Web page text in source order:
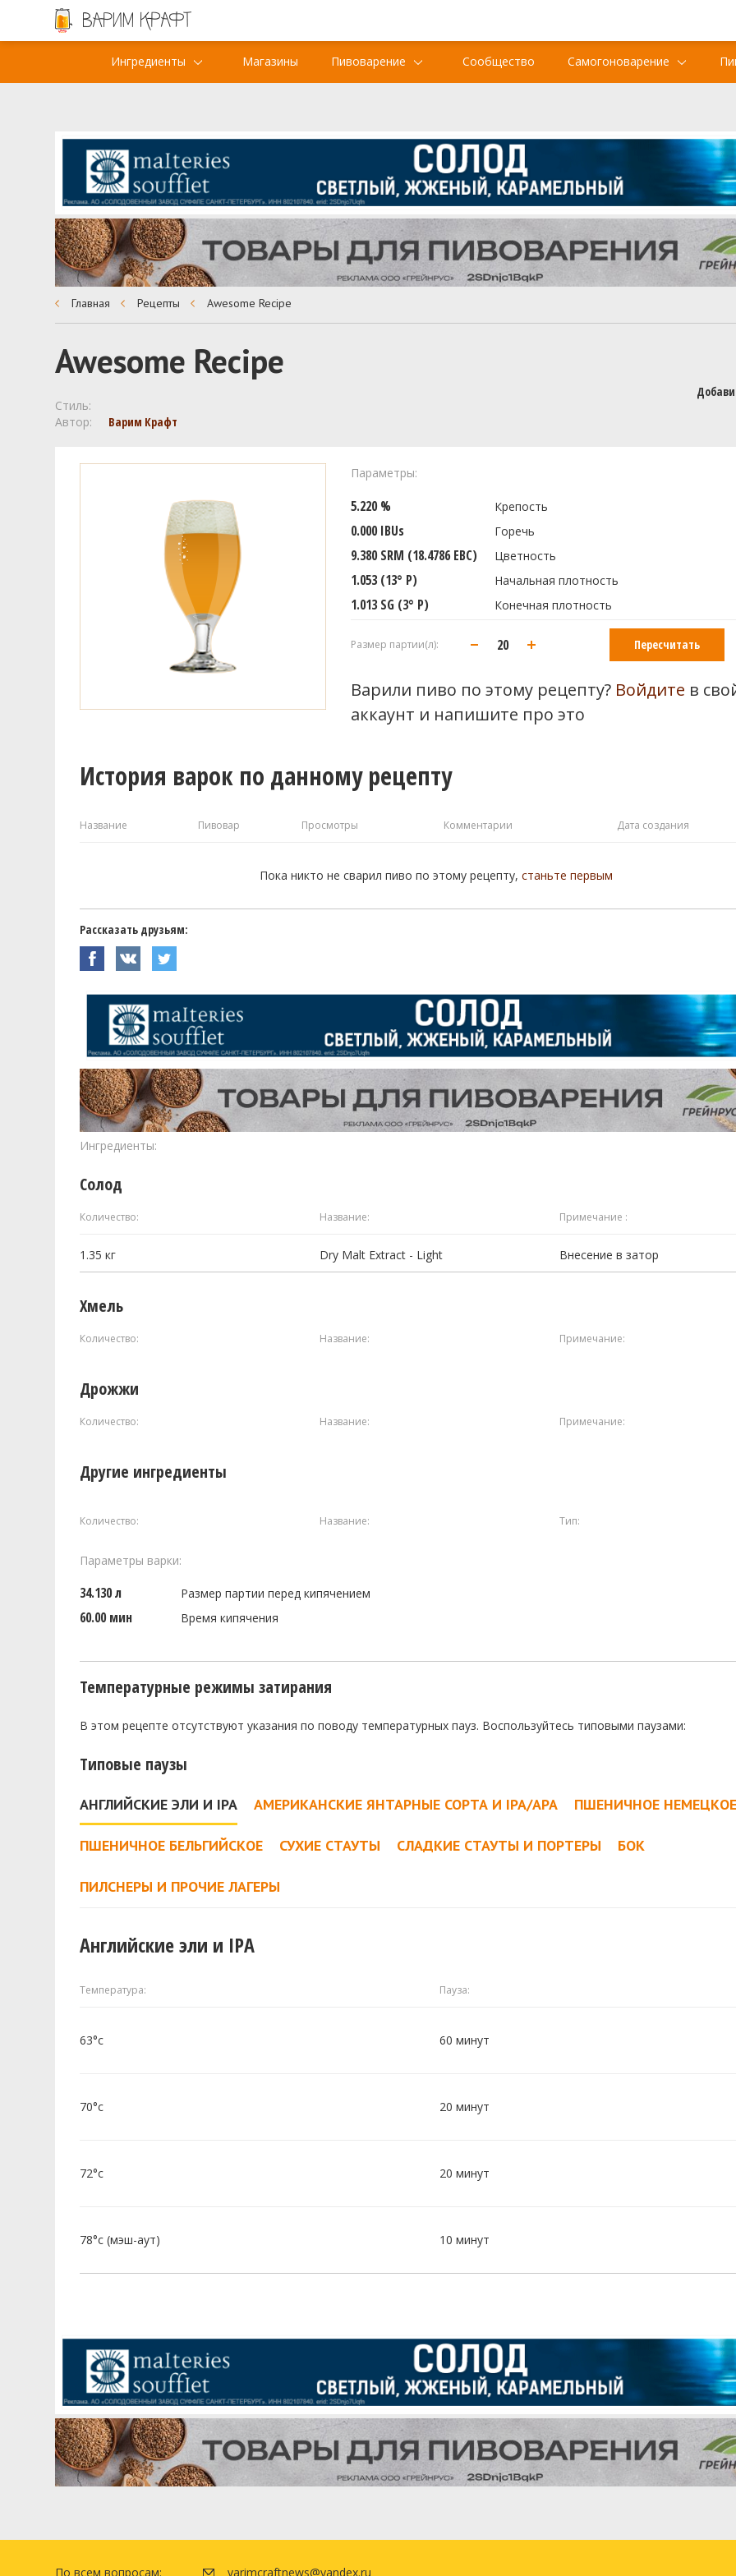
Ингредиенты Магазины Пивоварение Сообщество Самогоноварение
Главная Рецепты Awesome Recipe
Awesome Recipe
Стиль:
Автор:
Варим Крафт
Параметры:
5.220 % Крепость
0.000 IBUs Горечь
9.380 SRM (18.4786 EBC) Цветность
1.053 (13° P) Начальная плотность
1.013 SG (3° P) Конечная плотность
Размер партии(л): Пересчитать
Варили пиво по этому рецепту? Войдите в
аккаунт и напишите про это
История варок по данному рецепту
Название Пивовар Просмотры Комментарии Дата создания
Пока никто не сварил пиво по этому рецепту,станьте первым
Рассказать друзьям:
Ингредиенты:
Солод
Количество: Название: Примечание :
1.35кг Dry Malt Extract - Light Внесение в затор
Хмель
Количество: Название: Примечание:
Дрожжи
Количество: Название: Примечание:
Другие ингредиенты
Количество: Название: Тип:
Параметры варки:
34.130 л Размер партии перед кипячением
60.00 мин Время кипячения
Температурные режимы затирания
В этом рецепте отсутствуют указания по поводу температурных пауз. Воспользуйтесь типовыми паузами:
Типовые паузы
АНГЛИЙСКИЕ ЭЛИ И IPA АМЕРИКАНСКИЕ ЯНТАРНЫЕ СОРТА И IPA/APA ПШЕНИЧНОЕ
ПШЕНИЧНОЕ БЕЛЬГИЙСКОЕ СУХИЕ СТАУТЫ СЛАДКИЕ СТАУТЫ И ПОРТЕРЫ БОК
ПИЛСНЕРЫ И ПРОЧИЕ ЛАГЕРЫ
Английские эли и IPA
Температура: Пауза:
63°c 60 минут
70°c 20 минут
72°c 20 минут
78°c (мэш-аут) 10 минут
По всем вопросам: varimcraftnews@yandex.ru